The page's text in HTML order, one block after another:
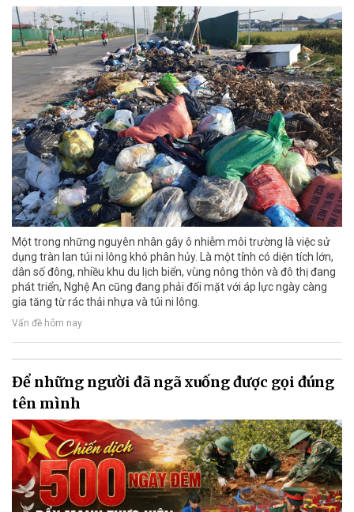
Một trong những nguyên nhân gây ô nhiễm môi trường là việc sử
dụng tràn lan túi ni lông khó phân hủy. Là một tỉnh có diện tích lớn,
dân số đông, nhiều khu du lịch biển, vùng nông thôn và đô thị đang
phát triển, Nghệ An cũng đang phải đối mặt với áp lực ngày càng
gia tăng từ rác thải nhựa và túi ni lông.
Vấn đề hôm nay
Để những người đã ngã xuống được gọi đúng
tên mình